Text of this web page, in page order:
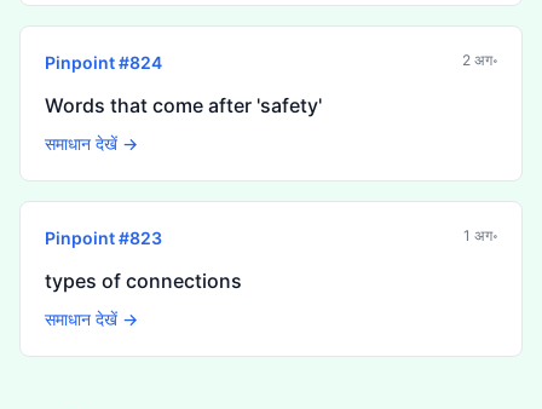
Pinpoint #824 2 अग॰
Words that come after 'safety'
समाधान देखें →
Pinpoint #823 1 अग॰
types of connections
समाधान देखें →